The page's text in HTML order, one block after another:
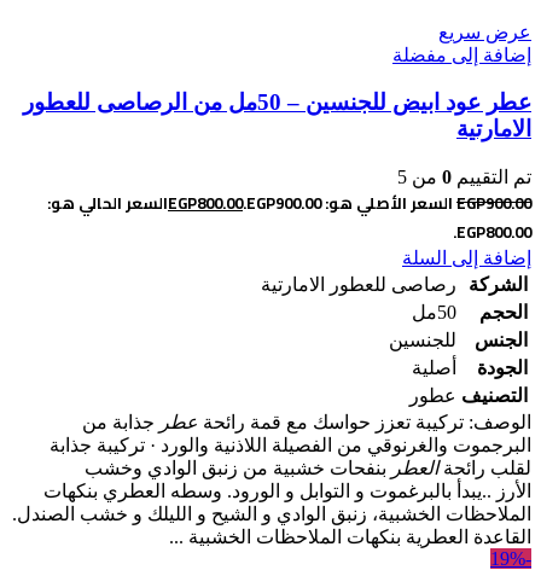
عرض سريع
إضافة إلى مفضلة
عطر عود ابيض للجنسين – 50مل من الرصاصى للعطور
الامارتية
تم التقييم 0 من 5
EGP900.00 السعر الأصلي هو: EGP900.00. EGP800.00
السعر الحالي هو:
EGP800.00.
إضافة إلى السلة
الشركة
رصاصى للعطور الامارتية
الحجم
50مل
الجنس
للجنسين
الجودة
أصلية
التصنيف عطور
الوصف: تركيبة تعزز حواسك مع قمة رائحة عطر جذابة من
البرجموت والغرنوقي من الفصيلة اللاذنية والورد · تركيبة جذابة
لقلب رائحةالعطر بنفحات خشبية من زنبق الوادي وخشب
الأرز ..يبدأ بالبرغموت و التوابل و الورود. وسطه العطري بنكهات
الملاحظات الخشبية، زنبق الوادي و الشيح و الليلك و خشب الصندل.
القاعدة العطرية بنكهات الملاحظات الخشبية ...
-19%